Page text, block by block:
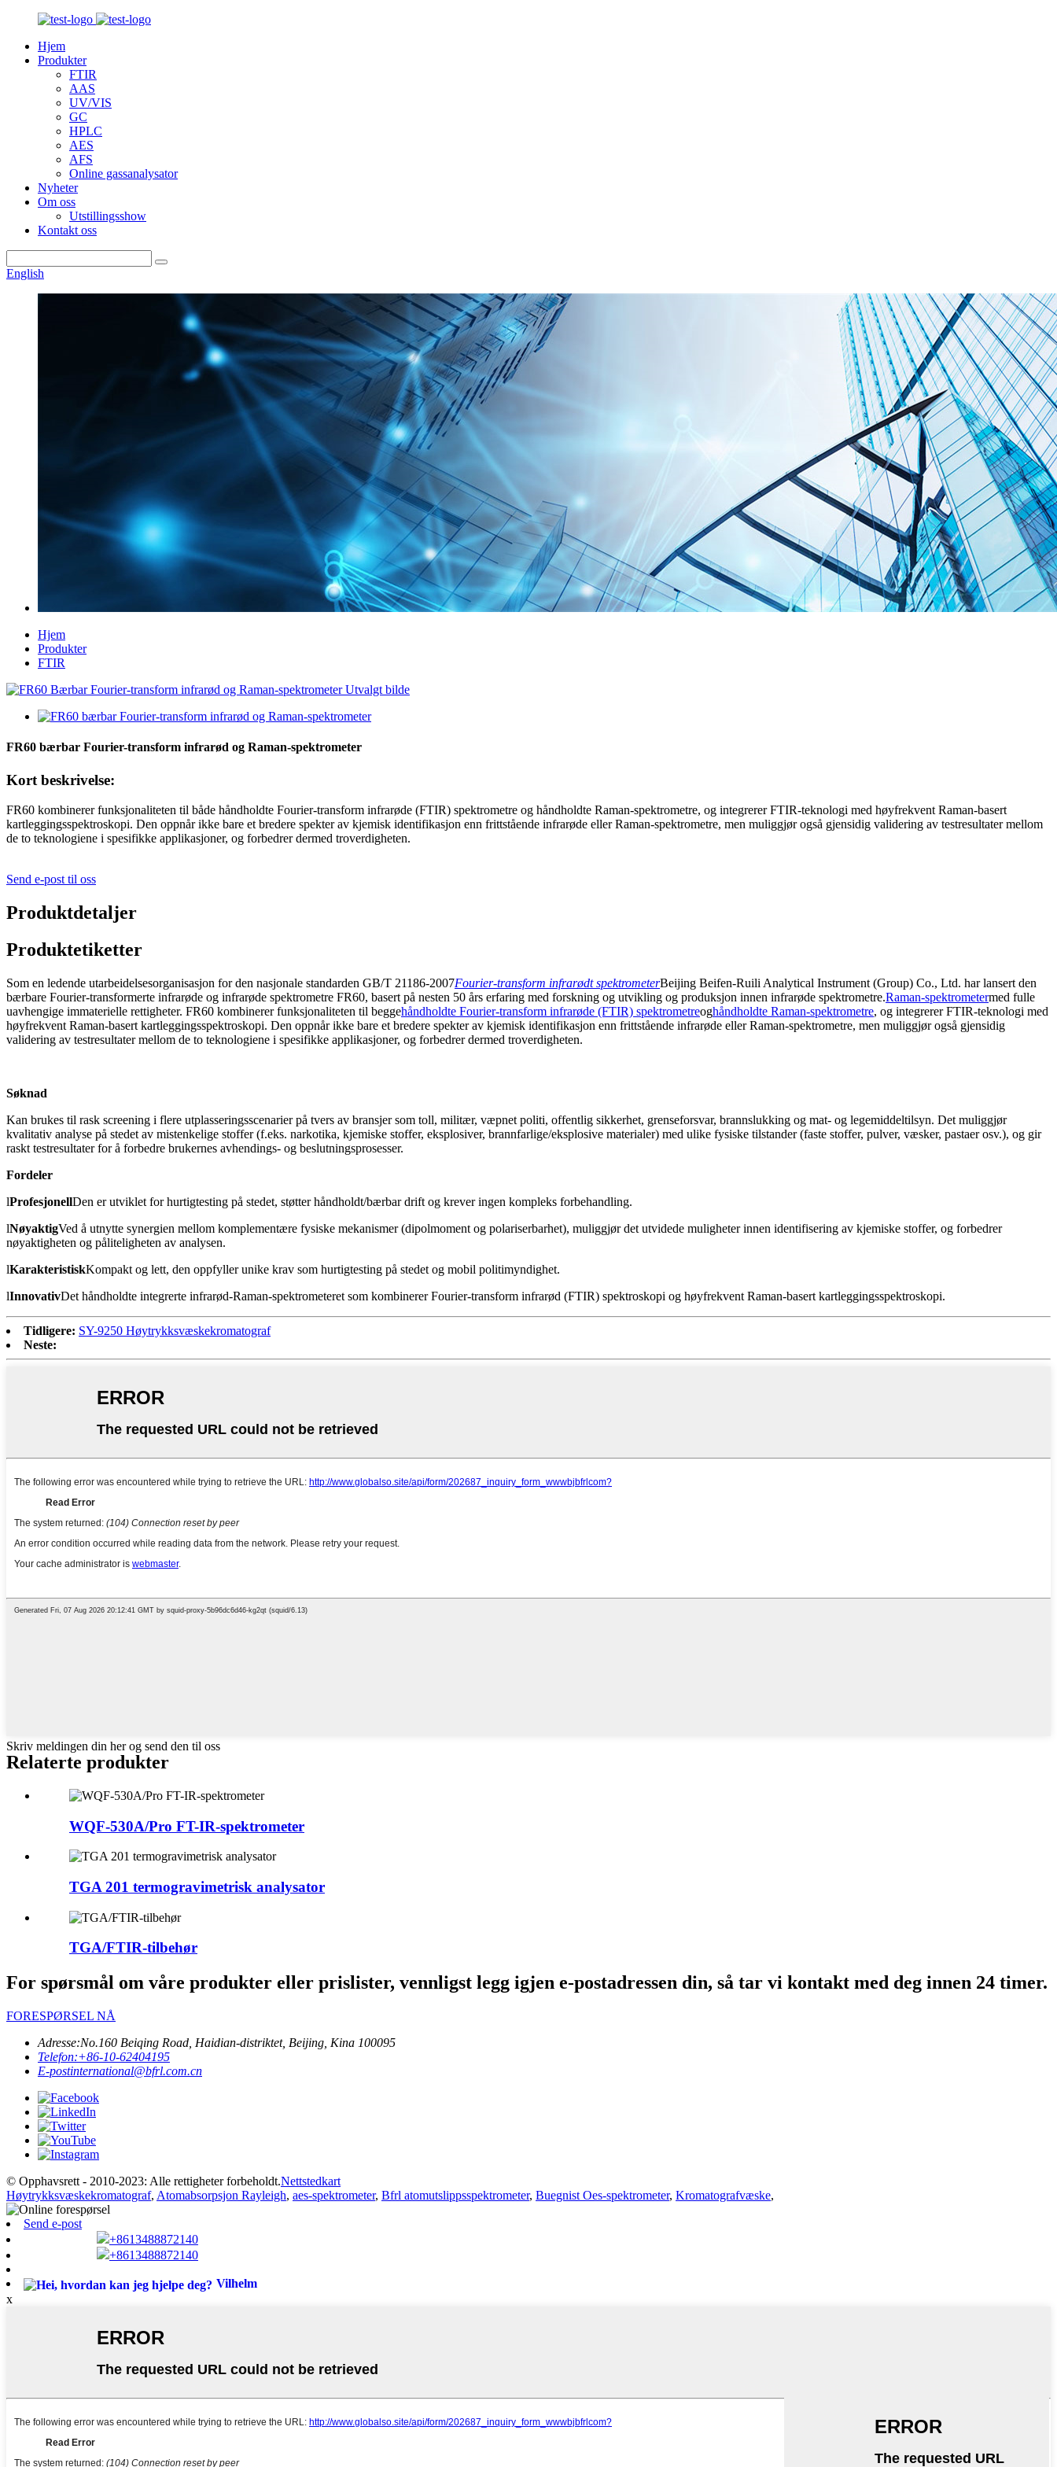
Hjem
Produkter
FTIR
AAS
UV/VIS
GC
HPLC
AES
AFS
Online gassanalysator
Nyheter
Om oss
Utstillingsshow
Kontakt oss
English
Hjem
Produkter
FTIR
FR60 bærbar Fourier-transform infrarød og Raman-spektrometer
Kort beskrivelse:
FR60 kombinerer funksjonaliteten til både håndholdte Fourier-transform infrarøde (FTIR) spektrometre og håndholdte Raman-spektrometre, og integrerer FTIR-teknologi med høyfrekvent Raman-basert
kartleggingsspektroskopi. Den oppnår ikke bare et bredere spekter av kjemisk identifikasjon enn frittstående infrarøde eller Raman-spektrometre, men muliggjør også gjensidig validering av testresultater mellom
de to teknologiene i spesifikke applikasjoner, og forbedrer dermed troverdigheten.
Send e-post til oss
Produktdetaljer
Produktetiketter
Som en ledende utarbeidelsesorganisasjon for den nasjonale standarden GB/T 21186-2007Fourier-transform infrarødt spektrometerBeijing Beifen-Ruili Analytical Instrument (Group) Co., Ltd. har lansert den
bærbare Fourier-transformerte infrarøde og infrarøde spektrometre FR60, basert på nesten 50 års erfaring med forskning og utvikling og produksjon innen infrarøde spektrometre.Raman-spektrometermed fulle
uavhengige immaterielle rettigheter. FR60 kombinerer funksjonaliteten til beggehåndholdte Fourier-transform infrarøde (FTIR) spektrometreoghåndholdte Raman-spektrometre, og integrerer FTIR-teknologi med
høyfrekvent Raman-basert kartleggingsspektroskopi. Den oppnår ikke bare et bredere spekter av kjemisk identifikasjon enn frittstående infrarøde eller Raman-spektrometre, men muliggjør også gjensidig
validering av testresultater mellom de to teknologiene i spesifikke applikasjoner, og forbedrer dermed troverdigheten.
Søknad
Kan brukes til rask screening i flere utplasseringsscenarier på tvers av bransjer som toll, militær, væpnet politi, offentlig sikkerhet, grenseforsvar, brannslukking og mat- og legemiddeltilsyn. Det muliggjør
kvalitativ analyse på stedet av mistenkelige stoffer (f.eks. narkotika, kjemiske stoffer, eksplosiver, brannfarlige/eksplosive materialer) med ulike fysiske tilstander (faste stoffer, pulver, væsker, pastaer osv.), og gir
raskt testresultater for å forbedre brukernes avhendings- og beslutningsprosesser.
Fordeler
lProfesjonellDen er utviklet for hurtigtesting på stedet, støtter håndholdt/bærbar drift og krever ingen kompleks forbehandling.
lNøyaktigVed å utnytte synergien mellom komplementære fysiske mekanismer (dipolmoment og polariserbarhet), muliggjør det utvidede muligheter innen identifisering av kjemiske stoffer, og forbedrer
nøyaktigheten og påliteligheten av analysen.
lKarakteristiskKompakt og lett, den oppfyller unike krav som hurtigtesting på stedet og mobil politimyndighet.
lInnovativDet håndholdte integrerte infrarød-Raman-spektrometeret som kombinerer Fourier-transform infrarød (FTIR) spektroskopi og høyfrekvent Raman-basert kartleggingsspektroskopi.
Tidligere: SY-9250 Høytrykksvæskekromatograf
Neste:
Skriv meldingen din her og send den til oss
Relaterte produkter
WQF-530A/Pro FT-IR-spektrometer
TGA 201 termogravimetrisk analysator
TGA/FTIR-tilbehør
For spørsmål om våre produkter eller prislister, vennligst legg igjen e-postadressen din, så tar vi kontakt med deg innen 24 timer.
FORESPØRSEL NÅ
Adresse:No.160 Beiqing Road, Haidian-distriktet, Beijing, Kina 100095
Telefon:+86-10-62404195
E-postinternational@bfrl.com.cn
© Opphavsrett - 2010-2023: Alle rettigheter forbeholdt.Nettstedkart
Høytrykksvæskekromatograf, Atomabsorpsjon Rayleigh, aes-spektrometer, Bfrl atomutslippsspektrometer, Buegnist Oes-spektrometer, Kromatografvæske,
Send e-post
+8613488872140
+8613488872140
Vilhelm
x